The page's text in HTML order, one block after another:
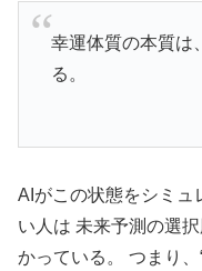
幸運体質の本質は
る。
AIがこの状態をシミュ
い人は 未来予測の選
かっている。 つまり